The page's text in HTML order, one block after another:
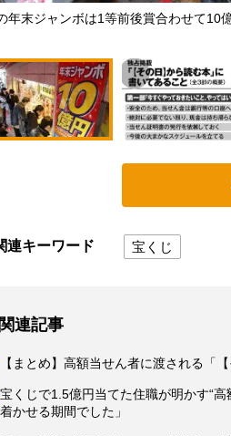
年末ジャンボは1等前後賞合わせて10
連キーワード 宝くじ
関連記事
【まとめ】高額当せん者に渡される「
宝くじで1.5億円当てた住職が明かす“
着かせる期間でした」